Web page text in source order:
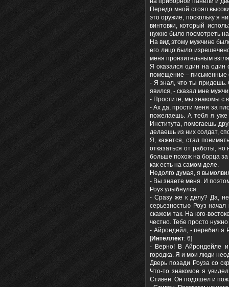
Передо мной стоял
это оружие, поскольку я
винтовки, который
нужно было посмотреть
На вид этому мужчине
его лицо было
меня пронзительным
Я оказался один на один
помещение – письменные
- Я знал, что ты придешь.
явился, - сказал мне
- Простите, мы знакомы с
- Ах да, прости меня за
пожелаешь. А тебя я уже
Института, помогаешь
делаешь из них солдат,
Я, кажется, стал
отказаться от работы,
больше похож на борца за
как есть на самом деле.
Недолго думая, я
- Вы знаете меня. И
Роуз улыбнулся.
- Сразу же к делу? Да,
серьезностью Роуз
скажем так. На юго-
честно. Тебе просто
- Айрондейл, - перебил я
[Интеллект: 6]
- Верно! В Айрондейле и
городка. Я и мои люди
Дверь позади Роуза со
Что-то знакомое я
Стивен. Он подошел и